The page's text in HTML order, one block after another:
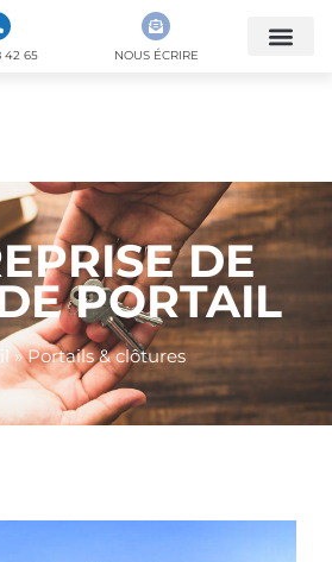
42 65 NOUS ÉCRIRE
DE
PORTAIL
»Portails & clôtures